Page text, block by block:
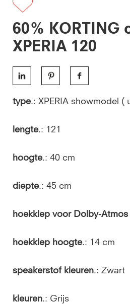
60% KORTING
XPERIA 120
type.: XPERIA showmodel (
lengte.: 121
hoogte.: 40 cm
diepte.: 45 cm
hoekklep voor Dolby-
hoekklep hoogte.: 14 cm
speakerstof kleuren.: Zwart
kleuren.: Grijs